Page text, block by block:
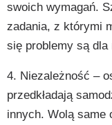
swoich wymagań.
zadania, z którymi
się problemy są
4. Niezależność –
przedkładają
innych. Wolą same